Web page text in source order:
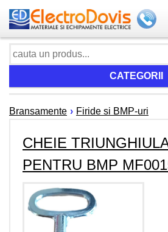
CATEGORII
Bransamente › Firide si BMP-uri
CHEIE
PENTRU BMP